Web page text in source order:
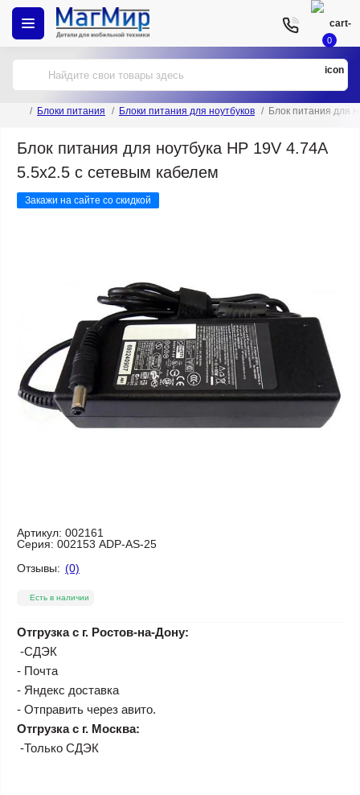
0
Блоки питания Блоки питания для ноутбуков Блок питания для
Блок питания для ноутбука HP 19V 4.74A
5.5x2.5 с сетевым кабелем
Закажи на сайте со скидкой
Артикул: 002161
Серия: 002153 ADP-AS-25
Отзывы: (0)
Есть в наличии
Отгрузка с г. Ростов-на-Дону:
-СДЭК
- Почта
- Яндекс доставка
- Отправить через авито.
Отгрузка с г. Москва:
-Только СДЭК